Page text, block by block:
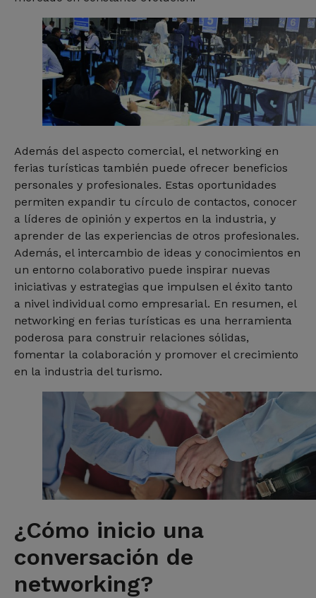
Además del aspecto comercial, el networking en
ferias turísticas también puede ofrecer beneficios
personales y profesionales. Estas oportunidades
permiten expandir tu círculo de contactos, conocer
a líderes de opinión y expertos en la industria, y
aprender de las experiencias de otros profesionales.
Además, el intercambio de ideas y conocimientos en
un entorno colaborativo puede inspirar nuevas
iniciativas y estrategias que impulsen el éxito tanto
a nivel individual como empresarial. En resumen, el
networking en ferias turísticas es una herramienta
poderosa para construir relaciones sólidas,
fomentar la colaboración y promover el crecimiento
en la industria del turismo.
¿Cómo inicio una
conversación de
networking?